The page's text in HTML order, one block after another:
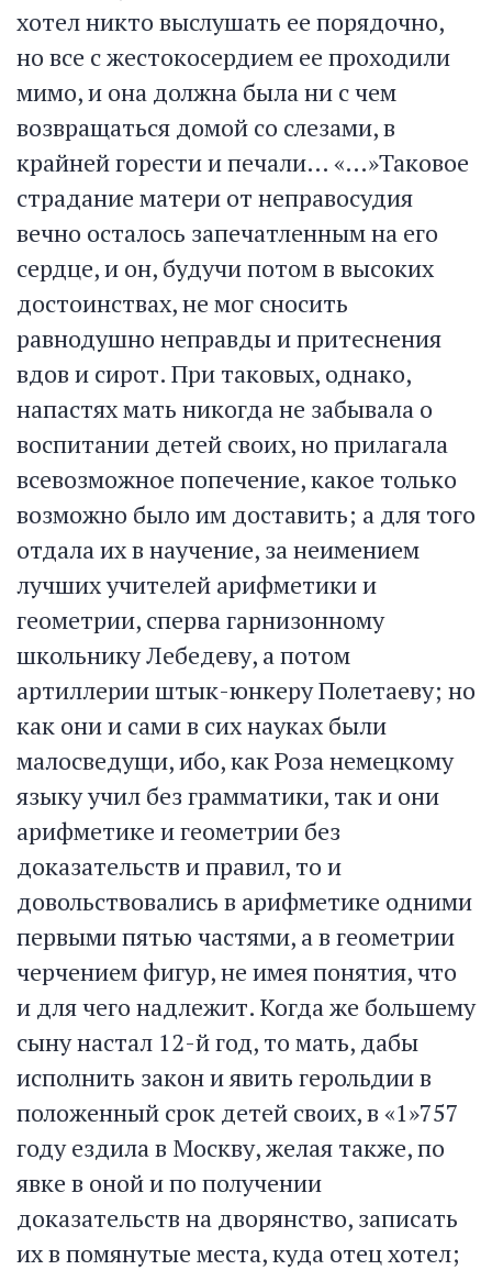
хотел никто выслушать ее порядочно,
но все с жестокосердием ее проходили
мимо, и она должна была ни с чем
возвращаться домой со слезами, в
крайней горести и печали… «…»Таковое
страдание матери от неправосудия
вечно осталось запечатленным на его
сердце, и он, будучи потом в высоких
достоинствах, не мог сносить
равнодушно неправды и притеснения
вдов и сирот. При таковых, однако,
напастях мать никогда не забывала о
воспитании детей своих, но прилагала
всевозможное попечение, какое только
возможно было им доставить; а для того
отдала их в научение, за неимением
лучших учителей арифметики и
геометрии, сперва гарнизонному
школьнику Лебедеву, а потом
артиллерии штык-юнкеру Полетаеву; но
как они и сами в сих науках были
малосведущи, ибо, как Роза немецкому
языку учил без грамматики, так и они
арифметике и геометрии без
доказательств и правил, то и
довольствовались в арифметике одними
первыми пятью частями, а в геометрии
черчением фигур, не имея понятия, что
и для чего надлежит. Когда же большему
сыну настал 12-й год, то мать, дабы
исполнить закон и явить герольдии в
положенный срок детей своих, в «1»757
году ездила в Москву, желая также, по
явке в оной и по получении
доказательств на дворянство, записать
их в помянутые места, куда отец хотел;